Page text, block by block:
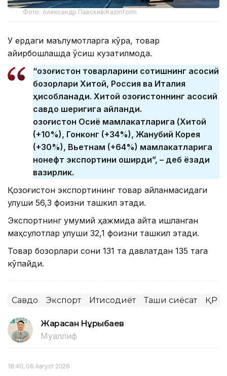
Фото: Александр Павский/Kazinform
У ердаги маълумотларга кўра, товар
айирбошлашда ўсиш кузатилмоқда.
“Қозоғистон товарларини сотишнинг асосий
бозорлари Хитой, Россия ва Италия
ҳисобланади. Хитой Қозоғистоннинг асосий
савдо шеригига айланди.
Қозоғистон Осиё мамлакатларига (Хитой
(+10%), Гонконг (+34%), Жанубий Корея
(+30%), Вьетнам (+64%) мамлакатларига
нонефт экспортини оширди”, – деб ёзади
вазирлик.
Қозоғистон экспортининг товар айланмасидаги
улуши 56,3 фоизни ташкил этади.
Экспортнинг умумий ҳажмида қайта ишланган
маҳсулотлар улуши 32,1 фоизни ташкил этади.
Товар бозорлари сони 131 та давлатдан 135 тага
кўпайди.
Савдо Экспорт Иқтисодиёт Ташқи сиёсат ҚР
Жарасқан Нұрыбаев
Муаллиф
18:40, 06 Август 2026